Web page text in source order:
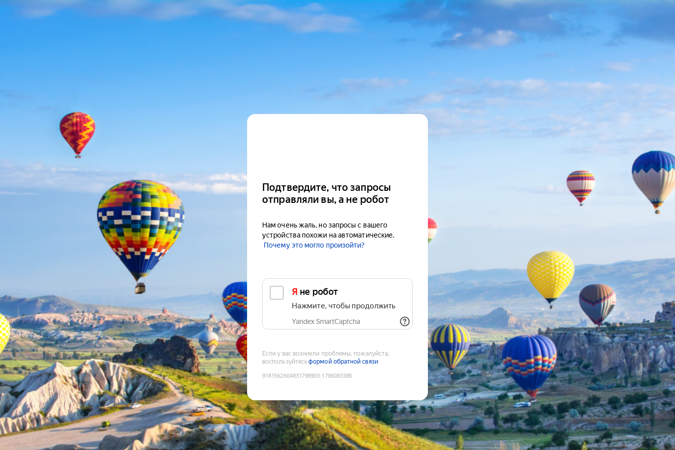
Подтвердите, что запросы
отправляли вы, а не робот
Нам очень жаль, но запросы с вашего
устройства похожи на автоматические.
Почему это могло произойти?
Я не робот
Нажмите, чтобы продолжить
Yandex SmartCaptcha
Если у вас возникли проблемы, пожалуйста,
воспользуйтесьформой обратной связи
9181562604831798903:1786083386